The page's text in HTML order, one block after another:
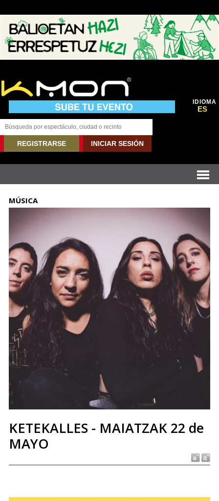
IDIOMA
ES
REGISTRARSE INICIAR SESIÓN
MÚSICA
KETEKALLES - MAIATZAK 22 de
MAYO